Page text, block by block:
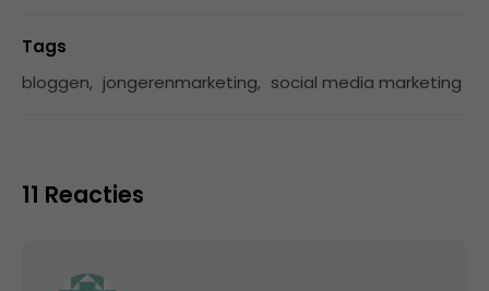
Tags
bloggen, jongerenmarketing, social media marketing
11 Reacties